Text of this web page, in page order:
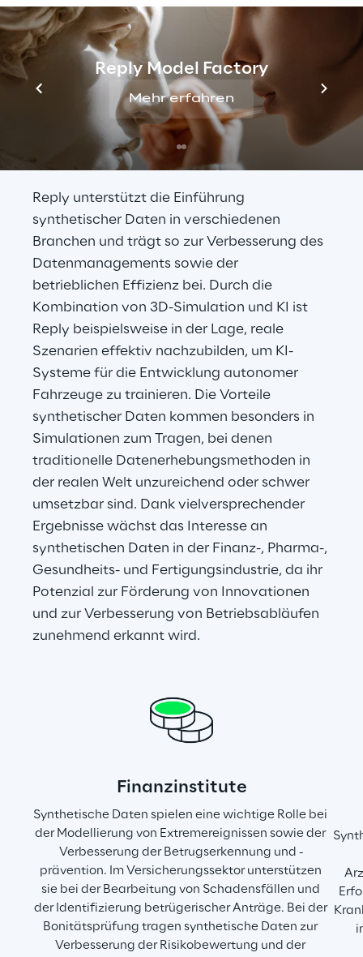
Reply Model Factory
Mehr erfahren
Wichtige
Anwendungsfälle für
unterschiedliche
Branchen
Reply unterstützt die Einführung
synthetischer Daten in verschiedenen
Branchen und trägt so zur Verbesserung des
Datenmanagements sowie der
betrieblichen Effizienz bei. Durch die
Kombination von 3D-Simulation und KI ist
Reply beispielsweise in der Lage, reale
Szenarien effektiv nachzubilden, um KI-
Systeme für die Entwicklung autonomer
Fahrzeuge zu trainieren. Die Vorteile
synthetischer Daten kommen besonders in
Simulationen zum Tragen, bei denen
traditionelle Datenerhebungsmethoden in
der realen Welt unzureichend oder schwer
umsetzbar sind. Dank vielversprechender
Ergebnisse wächst das Interesse an
synthetischen Daten in der Finanz-, Pharma-,
Gesundheits- und Fertigungsindustrie, da ihr
Potenzial zur Förderung von Innovationen
und zur Verbesserung von Betriebsabläufen
zunehmend erkannt wird.
Finanzinstitute
Synthetische Daten spielen eine wichtige Rolle bei
der Modellierung von Extremereignissen sowie der
Verbesserung der Betrugserkennung und -
prävention. Im Versicherungssektor unterstützen
sie bei der Bearbeitung von Schadensfällen und
der Identifizierung betrügerischer Anträge. Bei der
Bonitätsprüfung tragen synthetische Daten zur
Verbesserung der Risikobewertung und der